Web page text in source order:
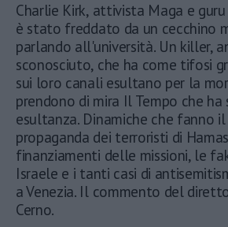
Charlie Kirk, attivista Maga e
è stato freddato da un cecchino
parlando all'università. Un killer,
sconosciuto, che ha come tifosi
sui loro canali esultano per la
prendono di mira Il Tempo che
esultanza. Dinamiche che fanno
propaganda dei terroristi di
finanziamenti delle missioni, le
Israele e i tanti casi di
a Venezia. Il commento del
Cerno.